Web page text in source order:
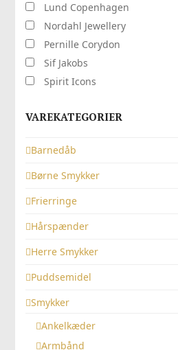
Lund Copenhagen
Nordahl Jewellery
Pernille Corydon
Sif Jakobs
Spirit Icons
VAREKATEGORIER
Barnedåb
Børne Smykker
Frierringe
Hårspænder
Herre Smykker
Puddsemidel
Smykker
Ankelkæder
Armbånd